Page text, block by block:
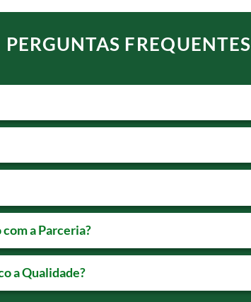
PERGUNTAS FREQUENTES
a Parceria?
a Qualidade?